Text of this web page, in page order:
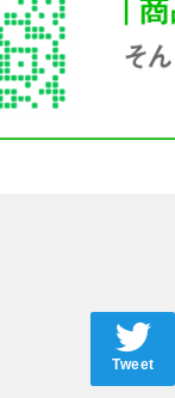
Tweet